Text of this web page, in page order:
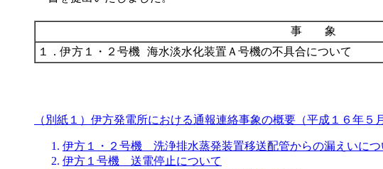
事 象
１．伊方１・２号機 海水淡水化装置Ａ号機の不具合について
（別紙１）伊方発電所における通報連絡事象の概要（平成１６年５
伊方１・２号機 洗浄排水蒸発装置移送配管からの漏えいにつ
伊方１号機 送電停止について